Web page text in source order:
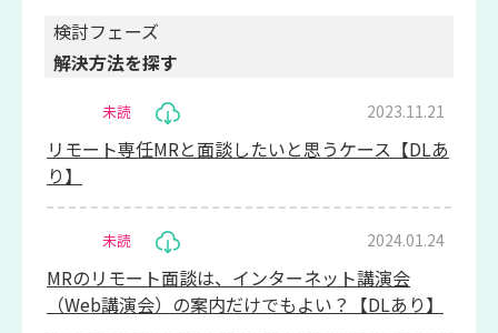
検討フェーズ
解決方法を探す
未読
リモート専任MRと面談したいと思うケース【DLあ
り】
2023.11.21
未読
MRのリモート面談は、インターネット講演会
（Web講演会）の案内だけでもよい？【DLあり】
2024.01.24